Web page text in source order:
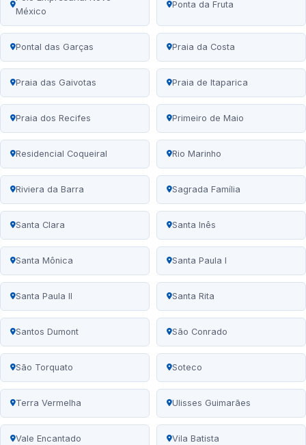
México
Ponta da Fruta
Pontal das Garças Praia da Costa
Praia das Gaivotas Praia de Itaparica
Praia dos Recifes Primeiro de Maio
Residencial Coqueiral Rio Marinho
Riviera da Barra Sagrada Família
Santa Clara Santa Inês
Santa Mônica Santa Paula I
Santa Paula II Santa Rita
Santos Dumont São Conrado
São Torquato Soteco
Terra Vermelha Ulisses Guimarães
Vale Encantado Vila Batista